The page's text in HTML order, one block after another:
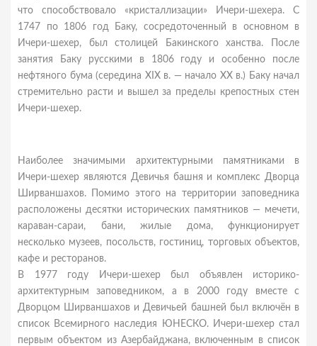
что способствовало «кристаллизации» Ичери-шехера. С
1747 по 1806 год Баку, сосредоточенный в основном в
Ичери-шехер, был столицей Бакинского ханства. После
занятия Баку русскими в 1806 году и особенно после
нефтяного бума (середина XIX в. — начало XX в.) Баку начал
стремительно расти и вышел за пределы крепостных стен
Ичери-шехер.
Наиболее значимыми архитектурными памятниками в
Ичери-шехер являются Девичья башня и комплекс Дворца
Ширваншахов. Помимо этого на территории заповедника
расположены десятки исторических памятников — мечети,
караван-сараи, бани, жилые дома, функционирует
несколько музеев, посольств, гостиниц, торговых объектов,
кафе и ресторанов.
В 1977 году Ичери-шехер был объявлен историко-
архитектурным заповедником, а в 2000 году вместе с
Дворцом Ширваншахов и Девичьей башней был включён в
список Всемирного наследия ЮНЕСКО. Ичери-шехер стал
первым объектом из Азербайджана, включенным в список